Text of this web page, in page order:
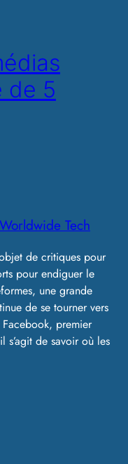
de 5
Worldwide Tech
de critiques pour
pour endiguer le
une grande
de se tourner vers
Facebook, premier
s’agit de savoir où les